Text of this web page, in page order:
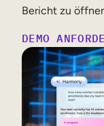
Bericht zu
DEMO